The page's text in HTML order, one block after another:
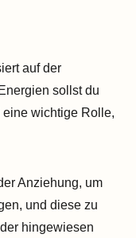
auf der
sollst du
wichtige Rolle,
Anziehung, um
und diese zu
hingewiesen